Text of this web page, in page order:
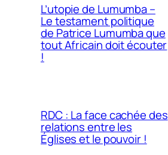
L’utopie de Lumumba –
Le testament politique
de Patrice Lumumba que
tout Africain doit écouter
!
RDC : La face cachée des
relations entre les
Églises et le pouvoir !